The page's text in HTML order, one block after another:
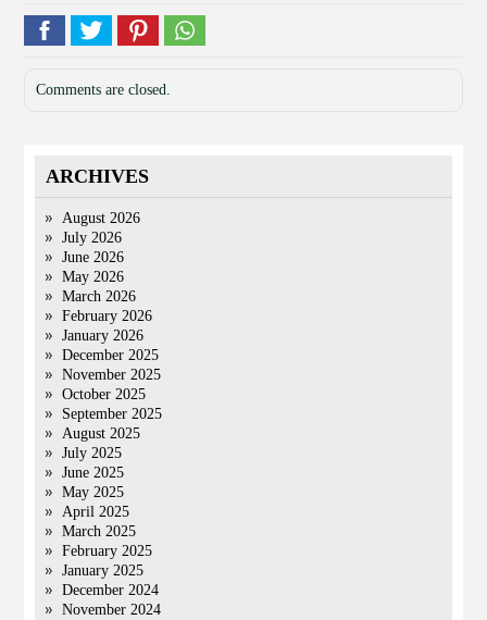
Comments are closed.
ARCHIVES
August 2026
July 2026
June 2026
May 2026
March 2026
February 2026
January 2026
December 2025
November 2025
October 2025
September 2025
August 2025
July 2025
June 2025
May 2025
April 2025
March 2025
February 2025
January 2025
December 2024
November 2024